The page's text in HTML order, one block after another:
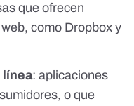
que ofrecen
como Dropbox y
línea: aplicaciones
o que